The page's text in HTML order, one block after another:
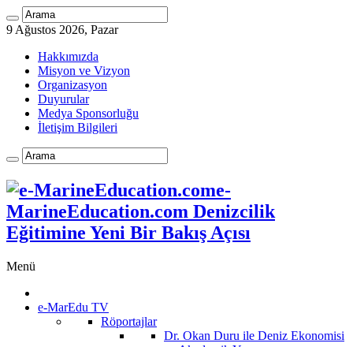
9 Ağustos 2026, Pazar
Hakkımızda
Misyon ve Vizyon
Organizasyon
Duyurular
Medya Sponsorluğu
İletişim Bilgileri
e-
MarineEducation.com Denizcilik
Eğitimine Yeni Bir Bakış Açısı
Menü
e-MarEdu TV
Röportajlar
Dr. Okan Duru ile Deniz Ekonomisi